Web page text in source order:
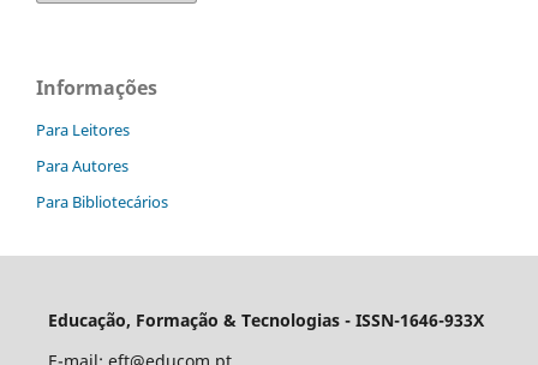
Informações
Para Leitores
Para Autores
Para Bibliotecários
Educação, Formação & Tecnologias - ISSN-1646-933X
E-mail: eft@educom.pt